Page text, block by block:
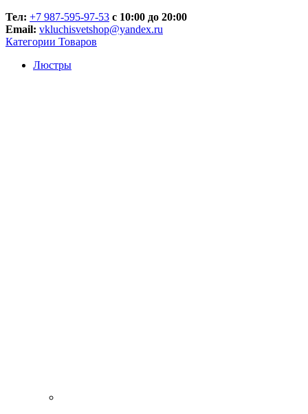
Тел: +7 987-595-97-53 с 10:00 до 20:00
Email: vkluchisvetshop@yandex.ru
Категории Товаров
Люстры